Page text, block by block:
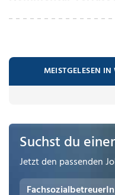
MEISTGELESEN
Suchst du
Jetzt den passenden
FachsozialbetreuerIn